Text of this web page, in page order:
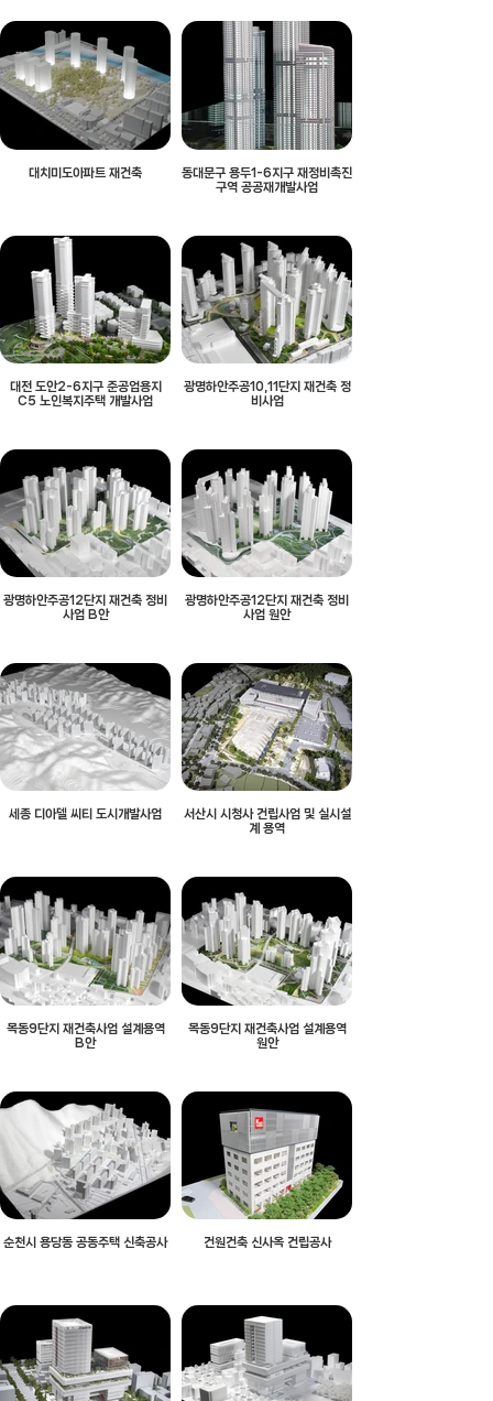
대치미도아파트 재건축
동대문구 용두1-6지구 재정비촉진
구역 공공재개발사업
대전 도안2-6지구 준공업용지
C5 노인복지주택 개발사업
광명하안주공10,11단지 재건축 정
비사업
광명하안주공12단지 재건축 정비
사업 B안
광명하안주공12단지 재건축 정비
사업 원안
세종 디아델 씨티 도시개발사업
서산시 시청사 건립사업 및 실시설
계 용역
목동9단지 재건축사업 설계용역
B안
목동9단지 재건축사업 설계용역
원안
순천시 용당동 공동주택 신축공사 건원건축 신사옥 건립공사